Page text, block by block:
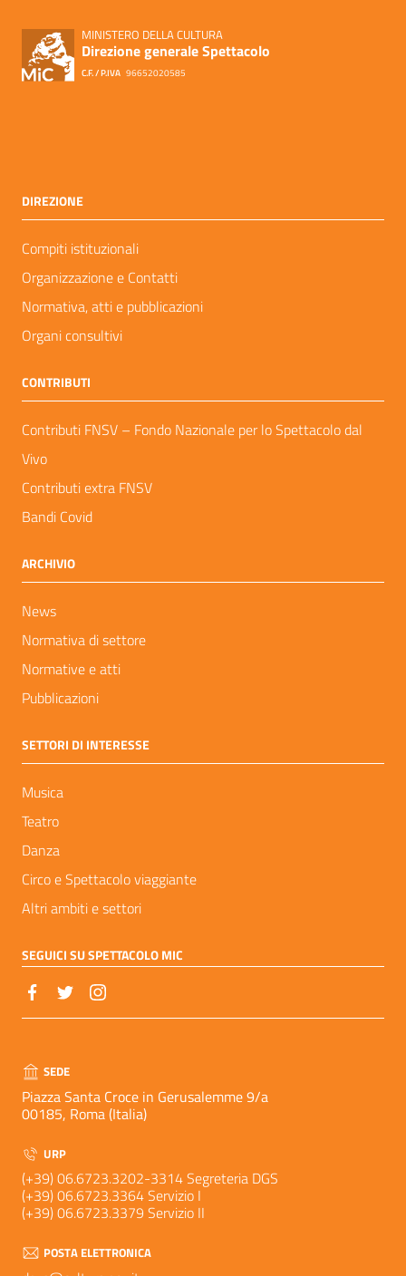
MINISTERO DELLA CULTURA
Direzione generale Spettacolo
C.F. / P.IVA 96652020585
DIREZIONE
Compiti istituzionali
Organizzazione e Contatti
Normativa, atti e pubblicazioni
Organi consultivi
CONTRIBUTI
Contributi FNSV – Fondo Nazionale per lo Spettacolo dal
Vivo
Contributi extra FNSV
Bandi Covid
ARCHIVIO
News
Normativa di settore
Normative e atti
Pubblicazioni
SETTORI DI INTERESSE
Musica
Teatro
Danza
Circo e Spettacolo viaggiante
Altri ambiti e settori
SEGUICI SU SPETTACOLO MIC
SEDE
Piazza Santa Croce in Gerusalemme 9/a
00185, Roma (Italia)
URP
(+39) 06.6723.3202-3314 Segreteria DGS
(+39) 06.6723.3364 Servizio I
(+39) 06.6723.3379 Servizio II
POSTA ELETTRONICA